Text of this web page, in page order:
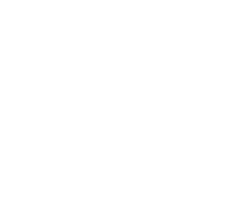
abzustellen. Die Didi Thurau
jeden Kofferraum. Da sie ein recht
Öffentlichen.
großen Reifen besser für
ohne Sitz habt ihr hier
So könnt ihr einfacher Einkäufe
ist auch kein Wunder, da viele